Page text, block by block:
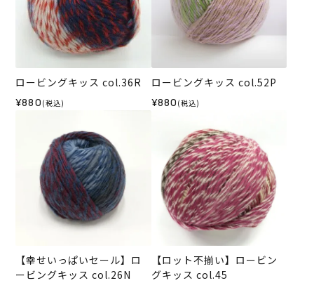
ロービングキッス col.36R
¥880 (税込)
ロービングキッス col.52P
¥880 (税込)
【幸せいっぱいセール】ロ
ービングキッス col.26N
【ロット不揃い】ロービン
グキッス col.45